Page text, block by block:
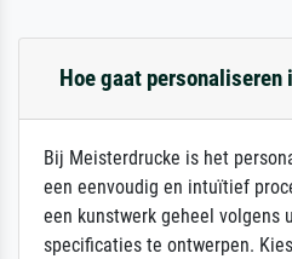
Hoe gaat personaliseren
Bij Meisterdrucke is het
een eenvoudig en intuïtief
een kunstwerk geheel volgens
specificaties te ontwerpen.